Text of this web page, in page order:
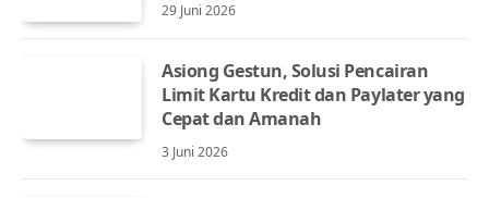
29 Juni 2026
Asiong Gestun, Solusi Pencairan
Limit Kartu Kredit dan Paylater yang
Cepat dan Amanah
3 Juni 2026